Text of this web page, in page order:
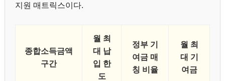
지원 매트릭스이다.
종합소득금액
구간
월 최
대 납
입 한
도
정부 기
여금 매
칭 비율
월 최
대 기
여금